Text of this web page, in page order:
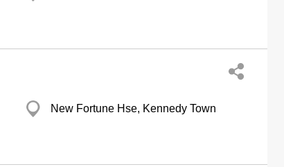
New Fortune Hse, Kennedy Town